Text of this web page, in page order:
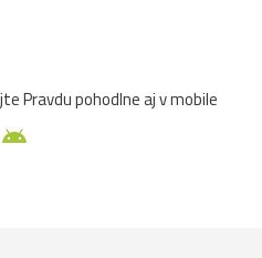
Pravdu pohodlne aj v mobile